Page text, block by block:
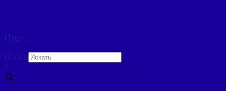
Ищу…
Искать
×